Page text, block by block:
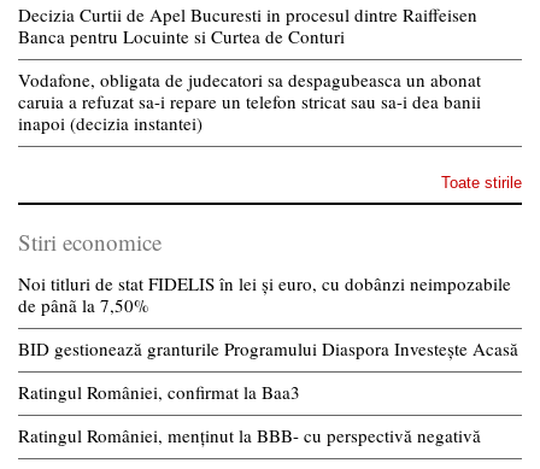
Decizia Curtii de Apel Bucuresti in procesul dintre Raiffeisen
Banca pentru Locuinte si Curtea de Conturi
Vodafone, obligata de judecatori sa despagubeasca un abonat
caruia a refuzat sa-i repare un telefon stricat sau sa-i dea banii
inapoi (decizia instantei)
Toate stirile
Stiri economice
Noi titluri de stat FIDELIS în lei și euro, cu dobânzi neimpozabile
de pânã la 7,50%
BID gestionează granturile Programului Diaspora Investește Acasă
Ratingul României, confirmat la Baa3
Ratingul României, menținut la BBB- cu perspectivă negativă